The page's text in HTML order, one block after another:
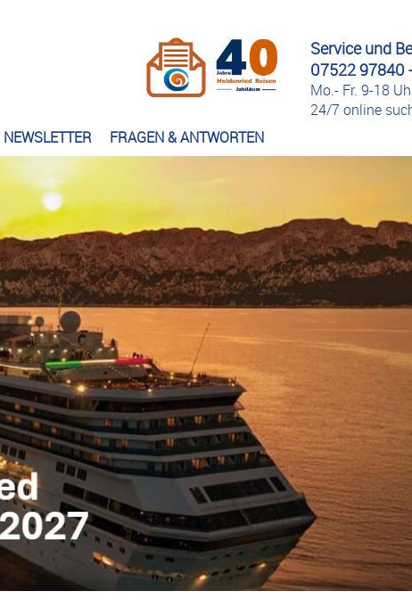
NEWSLETTER FRAGEN & ANTWORTEN
Service und
07522 97840
Mo.- Fr. 9-18
24/7 online